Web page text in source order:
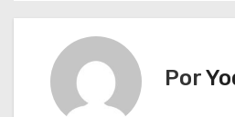
v
Por